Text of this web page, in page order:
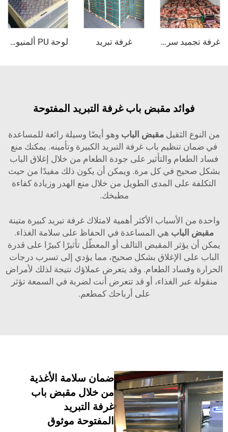
غرفة تجميد سريع غرفة تبريد لوحة PU ألمنيوم مركبة مقاومة للانزلاق
مقبض باب غرفة التبريد المفتوحة
مقبض البابوهو أيضًا وسيلة رائعة للمساعدة
باب غرفة التبريد الكبيرة وتأمينه. يمكنك منع
والتأثير على جودة الطعام من خلال إغلاق الباب
في كل مرة. ويمكن أن يكون ذلك مفيدًا من حيث
على المدى الطويل من خلال منع الهدر وزيادة كفاءة
الأكثر أهمية لامتلاك غرفة تبريد كبيرة متينة
هي المساعدة في الحفاظ على سلامة الغذاء.
المقبض التالف أو المعطّل تأثيرًا كبيرًا على قدرة
الإغلاق بشكل صحيح، مما يؤدي إلى تسرب درجات
الطعام. وقد يتعرض عملاؤك نتيجة لذلك لأمراض
الغذاء، أو قد تتعرض أنت لضربة في السمعة تؤثر
على أرباحك كمطعم.
ضمان سلامة الأغذية
من خلال مقبض باب
غرفة التبريد
المفتوحة موثوق